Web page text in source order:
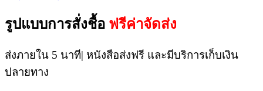
รูปแบบการสั่งชื้อ ฟรีค่าจัดส่ง
ส่งภายใน 5 นาที| หนังสือส่งฟรี และมีบริการเก็บเงิน
ปลายทาง